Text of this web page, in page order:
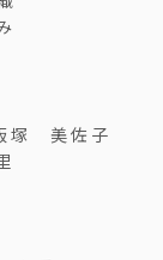
塚 美佐子